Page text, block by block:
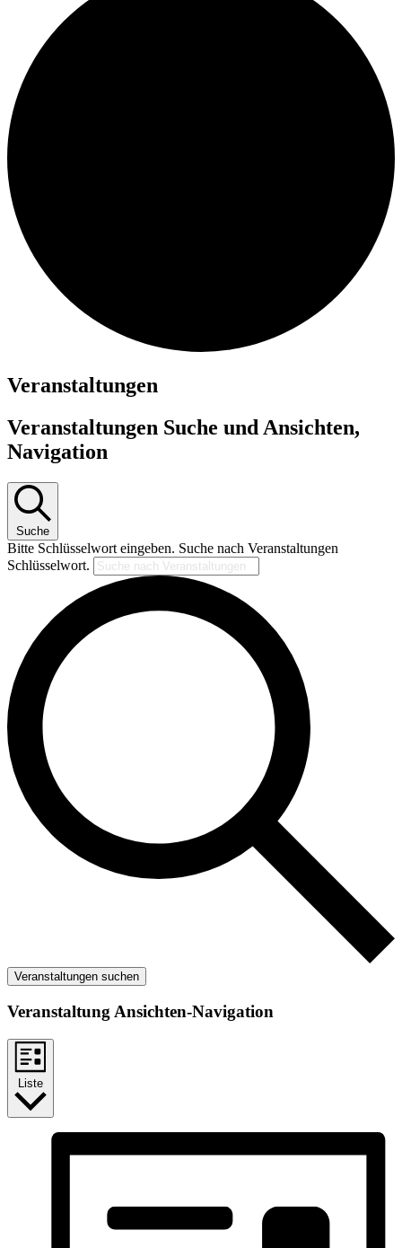
Veranstaltungen
Veranstaltungen Suche und Ansichten,
Navigation
Suche
Bitte Schlüsselwort eingeben. Suche nach Veranstaltungen
Schlüsselwort.
Veranstaltungen suchen
Veranstaltung Ansichten-Navigation
Liste